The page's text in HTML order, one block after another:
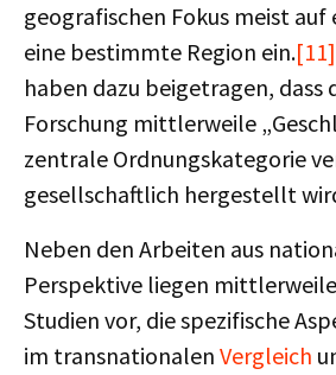
geografischen Fokus meist auf
eine bestimmte Region ein.[11]
haben dazu beigetragen, dass
Forschung mittlerweile
zentrale Ordnungskategorie
gesellschaftlich hergestellt
Neben den Arbeiten aus
Perspektive liegen
Studien vor, die spezifische
im transnationalen Vergleich